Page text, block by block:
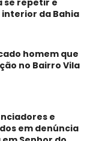
se repetir e
da Bahia
homem que
no Bairro Vila
e
em denúncia